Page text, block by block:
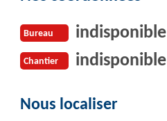
Bureau indisponible
Chantier indisponible
Nous localiser